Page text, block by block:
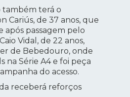
também terá o
Cariús, de 37 anos, que
após passagem pelo
Vidal, de 22 anos,
de Bebedouro, onde
na Série A4 e foi peça
do acesso.
receberá reforços